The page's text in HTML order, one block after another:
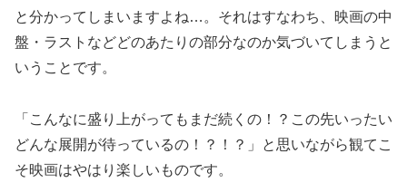
と分かってしまいますよね…。それはすなわち、映画の中
盤・ラストなどどのあたりの部分なのか気づいてしまうと
いうことです。
「こんなに盛り上がってもまだ続くの！？この先いったい
どんな展開が待っているの！？！？」と思いながら観てこ
そ映画はやはり楽しいものです。